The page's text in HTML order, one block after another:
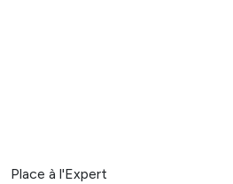
Place à l'Expert